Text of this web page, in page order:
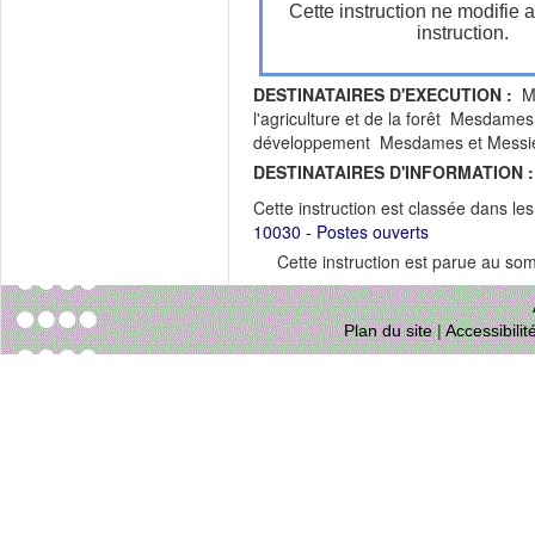
Cette instruction ne modifie
instruction.
DESTINATAIRES D'EXECUTION :
l'agriculture et de la forêt
développement Mesdames et
DESTINATAIRES D'INFORMATION :
Cette instruction est classée dans
10030 - Postes ouverts
Cette instruction est parue au
Plan du site|